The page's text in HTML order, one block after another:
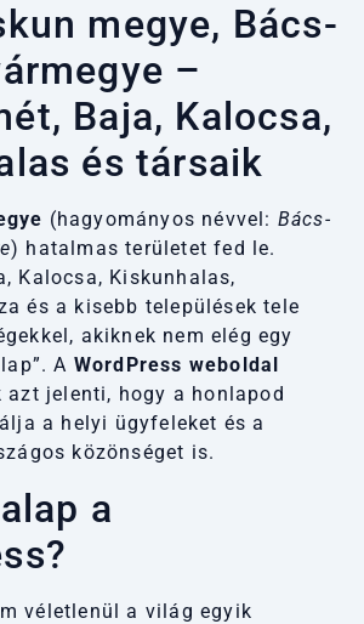
megye, Bács-
–
Baja, Kalocsa,
és társaik
(hagyományos névvel: Bács-
) hatalmas területet fed le.
Kalocsa, Kiskunhalas,
és a kisebb települések tele
akiknek nem elég egy
A WordPress weboldal
azt jelenti, hogy a honlapod
a helyi ügyfeleket és a
közönséget is.
a
véletlenül a világ egyik